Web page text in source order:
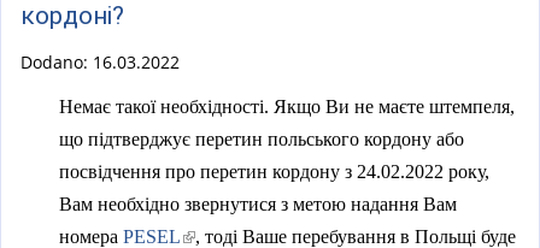
кордоні?
Dodano: 16.03.2022
Немає такої необхідності. Якщо Ви не маєте штемпеля,
що підтверджує перетин польського кордону або
посвідчення про перетин кордону з 24.02.2022 року,
Вам необхідно звернутися з метою надання Вам
номера PESEL( , тоді Ваше перебування в Польщі буде